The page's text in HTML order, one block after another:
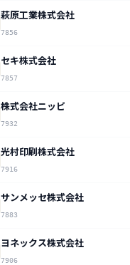
萩原工業株式会社
7856
セキ株式会社
7857
株式会社ニッピ
7932
光村印刷株式会社
7916
サンメッセ株式会社
7883
ヨネックス株式会社
7906